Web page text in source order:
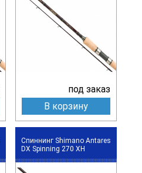
под заказ
В корзину
Спиннинг Shimano Antares
DX Spinning 270 XH